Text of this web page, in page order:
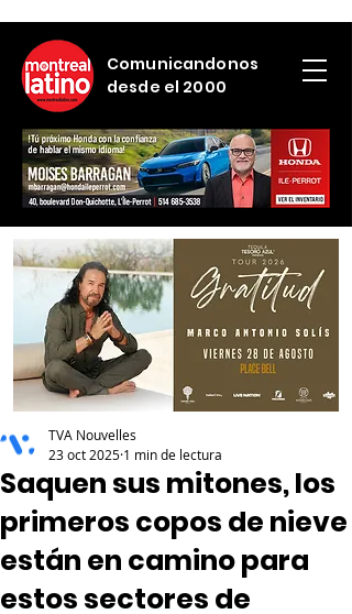
Comunicandonos
desde el 2000
Saquen sus mitones, los
primeros copos de nieve
están en camino para
estos sectores de
TVA Nouvelles
23 oct 2025 1 min de lectura